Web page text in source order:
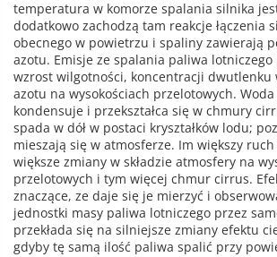
temperatura w komorze spalania silnika
dodatkowo zachodzą tam reakcje łączenia
obecnego w powietrzu i spaliny zawierają
azotu. Emisje ze spalania paliwa
wzrost wilgotności, koncentracji dwutlenku
azotu na wysokościach przelotowych.
kondensuje i przekształca się w chmury
spada w dół w postaci kryształków lodu;
mieszają się w atmosferze. Im większy
większe zmiany w składzie atmosfery na
przelotowych i tym więcej chmur cirrus.
znaczące, ze daje się je mierzyć i
jednostki masy paliwa lotniczego przez
przekłada się na silniejsze zmiany efektu
gdyby tę samą ilość paliwa spalić przy